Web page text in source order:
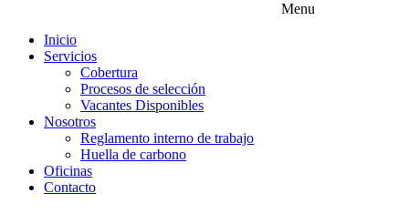
Menu
Inicio
Servicios
Cobertura
Procesos de selección
Vacantes Disponibles
Nosotros
Reglamento interno de trabajo
Huella de carbono
Oficinas
Contacto